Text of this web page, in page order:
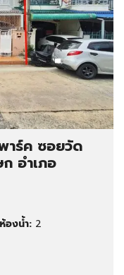
าร์ค ซอยวัด
อำเภอ
ห้องน้ำ: 2